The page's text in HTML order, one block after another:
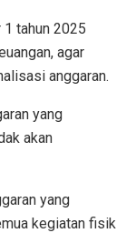
tahun 2025
agar
anggaran.
yang
akan
yang
kegiatan fisik